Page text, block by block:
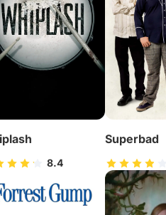
8.4
Superbad